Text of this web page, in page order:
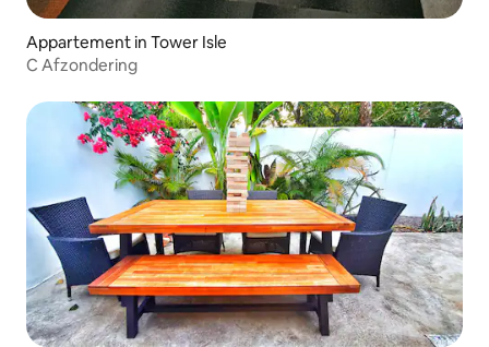
Appartement in Tower Isle
C Afzondering